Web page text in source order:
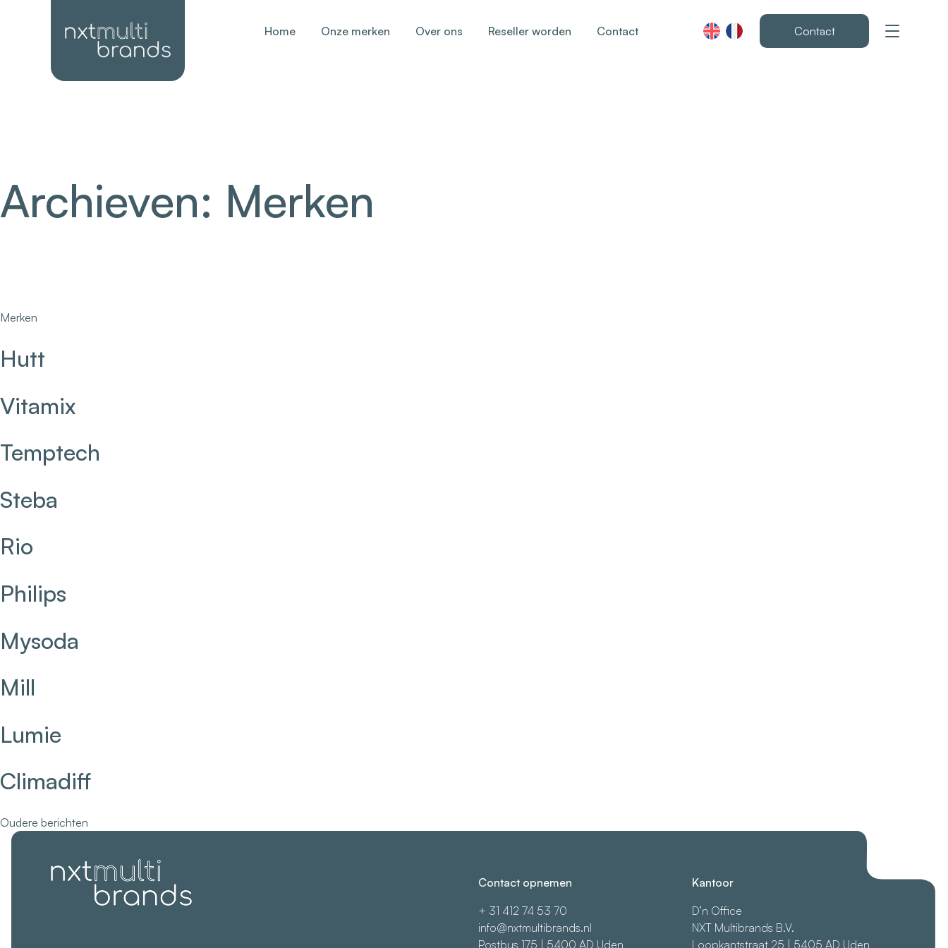
Home Onze merken Over ons Reseller worden Contact Contact
Archieven: Merken
Merken
Hutt
Vitamix
Temptech
Steba
Rio
Philips
Mysoda
Mill
Lumie
Climadiff
Berichtennavigatie
Oudere berichten
Contact opnemen
+ 31 412 74 53 70
info@nxtmultibrands.nl
Postbus 175 | 5400 AD Uden
Kantoor
D’n Office
NXT Multibrands B.V.
Loopkantstraat 25 | 5405 AD Uden